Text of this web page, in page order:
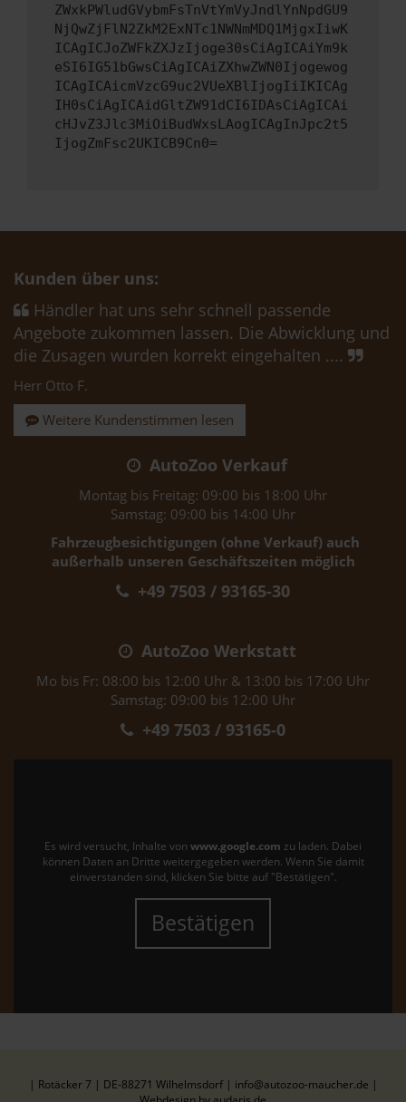
ZWxkPWludGVybmFsTnVtYmVyJndlYnNpdGU9
NjQwZjFlN2ZkM2ExNTc1NWNmMDQ1MjgxIiwK
ICAgICJoZWFkZXJzIjoge30sCiAgICAiYm9k
eSI6IG51bGwsCiAgICAiZXhwZWN0Ijogewog
ICAgICAicmVzcG9uc2VUeXBlIjogIiIKICAg
IH0sCiAgICAidGltZW91dCI6IDAsCiAgICAi
cHJvZ3Jlc3MiOiBudWxsLAogICAgInJpc2t5
IjogZmFsc2UKICB9Cn0=
Kunden über uns:
Händler hat uns sehr schnell passende
Angebote zukommen lassen. Die Abwicklung und
die Zusagen wurden korrekt eingehalten ....
Herr Otto F.
Weitere Kundenstimmen lesen
AutoZoo Verkauf
Montag bis Freitag: 09:00 bis 18:00 Uhr
Samstag: 09:00 bis 14:00 Uhr
Fahrzeugbesichtigungen (ohne Verkauf) auch
außerhalb unseren Geschäftszeiten möglich
+49 7503 / 93165-30
AutoZoo Werkstatt
Mo bis Fr: 08:00 bis 12:00 Uhr & 13:00 bis 17:00 Uhr
Samstag: 09:00 bis 12:00 Uhr
+49 7503 / 93165-0
Es wird versucht, Inhalte von www.google.com zu laden. Dabei
können Daten an Dritte weitergegeben werden. Wenn Sie damit
einverstanden sind, klicken Sie bitte auf "Bestätigen".
Bestätigen
| Rotäcker 7 | DE-88271 Wilhelmsdorf | info@autozoo-maucher.de |